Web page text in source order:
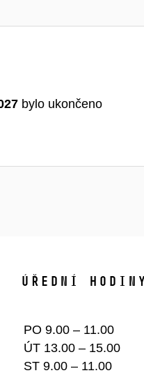
bylo ukončeno
Úřední hodiny​
PO 9.00 – 11.00
ÚT 13.00 – 15.00
ST 9.00 – 11.00